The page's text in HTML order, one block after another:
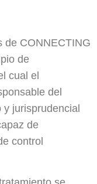
de CONNECTING
de
cual el
del
y jurisprudencial
de
control